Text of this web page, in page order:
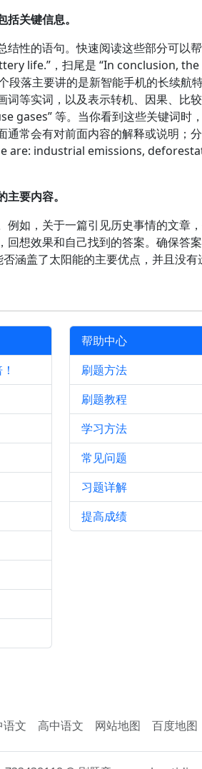
关键信息。
性的语句。快速阅读这些部分可以
life.”，扫尾是 “In conclusion,
落主要讲的是新智能手机的长续航
等实词，以及表示转机、因果、比
gases” 等。当你看到这些关键词时
常会有对前面内容的解释或说明；
are: industrial emissions,
要内容。
如，关于一篇引见历史事情的文章
想效果和自己找到的答案。确保答
盖了太阳能的主要优点，并且没
帮助中心
刷题方法
刷题教程
学习方法
常见问题
习题详解
提高成绩
语文 高中语文 网站地图 百度地图